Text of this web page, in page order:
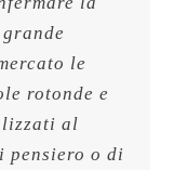
le
rotonde e
al
pensiero o di